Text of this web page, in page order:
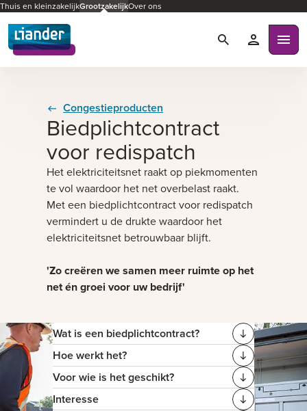
Thuis en kleinzakelijkGrootzakelijkOver ons
ZoekenMijn
Congestieproducten
Biedplichtcontract
voor redispatch
Het elektriciteitsnet raakt op piekmomenten
te vol waardoor het net overbelast raakt.
Met een biedplichtcontract voor redispatch
vermindert u de drukte waardoor het
elektriciteitsnet betrouwbaar blijft.
'Zo creëren we samen meer ruimte op het
net én groei voor uw bedrijf'
Wat is een biedplichtcontract?
Hoe werkt het?
Voor wie is het geschikt?
Interesse